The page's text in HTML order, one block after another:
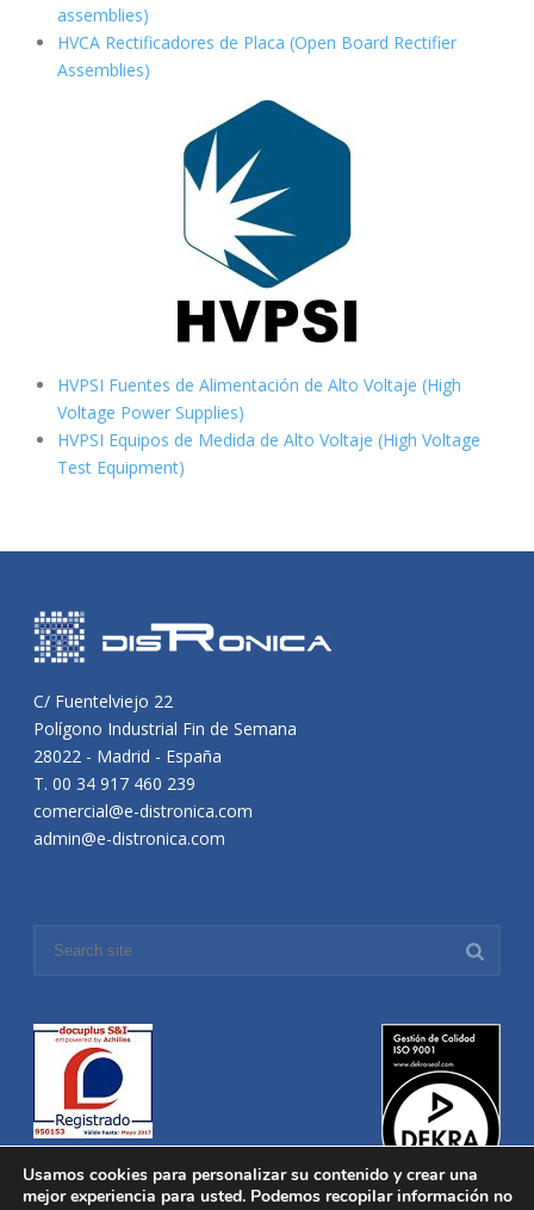
assemblies)
HVCA Rectificadores de Placa (Open Board Rectifier
Assemblies)
HVPSI Fuentes de Alimentación de Alto Voltaje (High
Voltage Power Supplies)
HVPSI Equipos de Medida de Alto Voltaje (High Voltage
Test Equipment)
C/ Fuentelviejo 22
Polígono Industrial Fin de Semana
28022 - Madrid - España
T. 00 34 917 460 239
comercial@e-distronica.com
admin@e-distronica.com
Usamos cookies para personalizar su contenido y crear una
mejor experiencia para usted. Podemos recopilar información no